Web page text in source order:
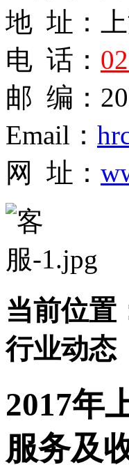
地 址：
电 话：
邮 编：
Email：
网 址：
当前位置
行业动态
2017年
服务及